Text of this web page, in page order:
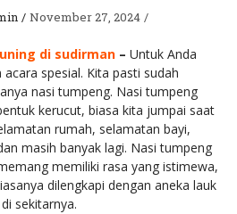
November 27, 2024
di sudirman – Untuk Anda
spesial. Kita pasti sudah
nasi tumpeng. Nasi tumpeng
kerucut, biasa kita jumpai saat
rumah, selamatan bayi,
masih banyak lagi. Nasi tumpeng
memiliki rasa yang istimewa,
dilengkapi dengan aneka lauk
sekitarnya.